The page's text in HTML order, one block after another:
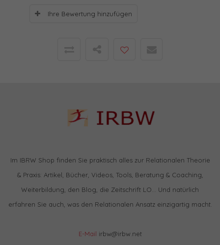
Ihre Bewertung hinzufügen
Im IBRW Shop finden Sie praktisch alles zur Relationalen Theorie
& Praxis: Artikel, Bücher, Videos, Tools, Beratung & Coaching,
Weiterbildung, den Blog, die Zeitschrift LO… Und natürlich
erfahren Sie auch, was den Relationalen Ansatz einzigartig macht.
E-Mail irbw@irbw.net